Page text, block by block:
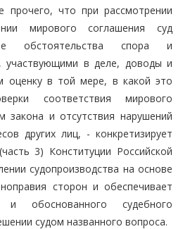
прочего, что при рассмотрении
мирового соглашения суд
обстоятельства спора и
участвующими в деле, доводы и
оценку в той мере, в какой это
соответствия мирового
закона и отсутствия нарушений
других лиц, - конкретизирует
3) Конституции Российской
судопроизводства на основе
сторон и обеспечивает
и обоснованного судебного
судом названного вопроса.